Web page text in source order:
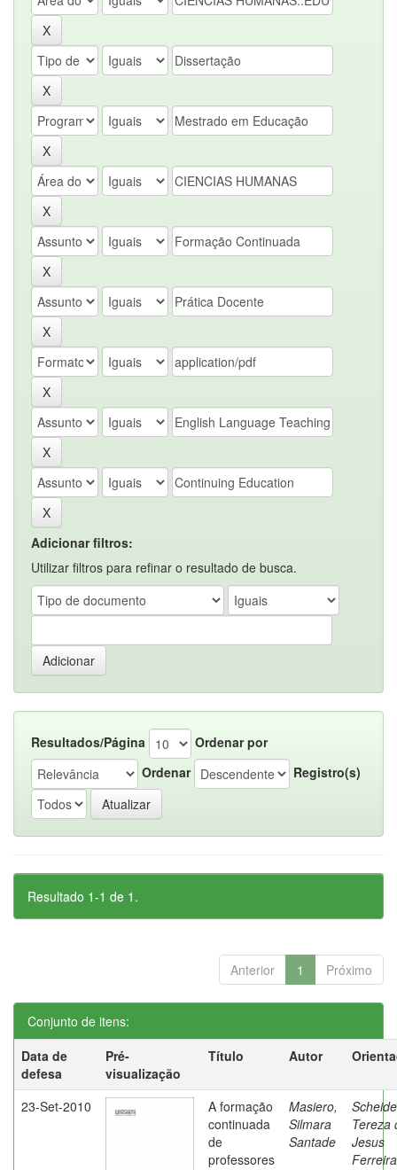
Adicionar filtros:
Utilizar filtros para refinar o resultado de busca.
Resultados/Página
Ordenar por
Ordenar
Registro(s)
Resultado 1-1 de 1.
Anterior 1 Próximo
Conjunto de itens:
Data de
defesa
Pré-
visualização
Título Autor
23-Set-2010
A formação
continuada
de
professores
Masiero,
Silmara
Santade
Tereza
Jesus
Ferreira